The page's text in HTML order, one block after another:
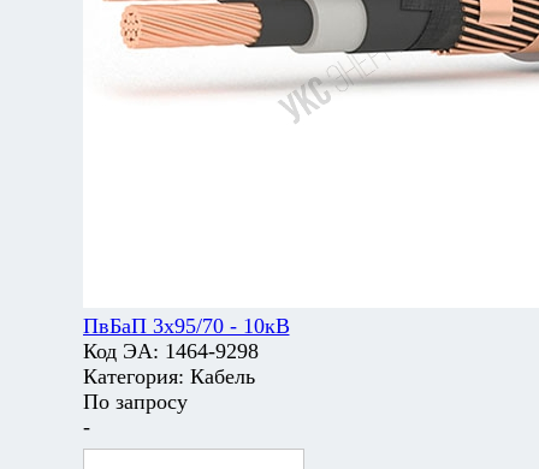
ПвБаП 3х95/70 - 10кВ
Код ЭА: 1464-9298
Категория: Кабель
По запросу
-